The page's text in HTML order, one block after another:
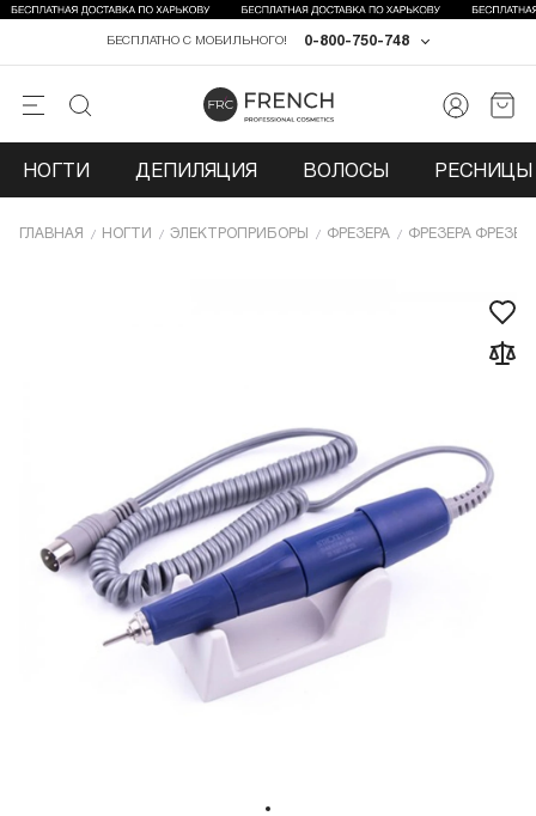
0-800-750-748
БЕСПЛАТНО С МОБИЛЬНОГО!
НОГТИ ДЕПИЛЯЦИЯ ВОЛОСЫ РЕСНИЦЫ
ГЛАВНАЯ НОГТИ ЭЛЕКТРОПРИБОРЫ ФРЕЗЕРА ФРЕЗЕРА